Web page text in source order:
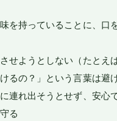
を持っていることに、口
せようとしない（たとえ
るの？」という言葉は避け
連れ出そうとせず、安心
る